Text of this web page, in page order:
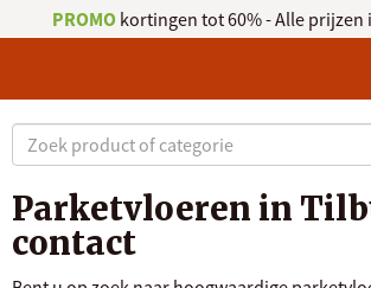
PROMO kortingen tot 60% - Alle prijzen
Parketvloeren in
contact